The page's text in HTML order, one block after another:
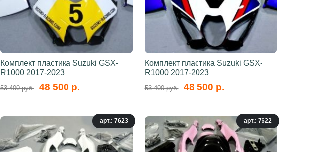
Комплект пластика Suzuki GSX-
R1000 2017-2023
53 400 руб. 48 500 р.
Комплект пластика Suzuki GSX-
R1000 2017-2023
53 400 руб. 48 500 р.
арт.: 7623 арт.: 7622